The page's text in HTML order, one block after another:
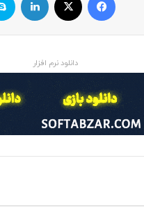
دانلود نرم افزار